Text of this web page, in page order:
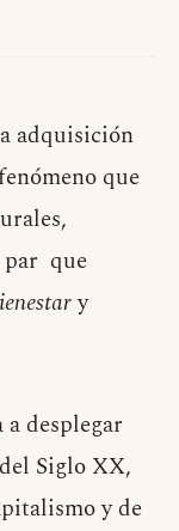
adquisición
que
par que
y
desplegar
Siglo XX,
y de